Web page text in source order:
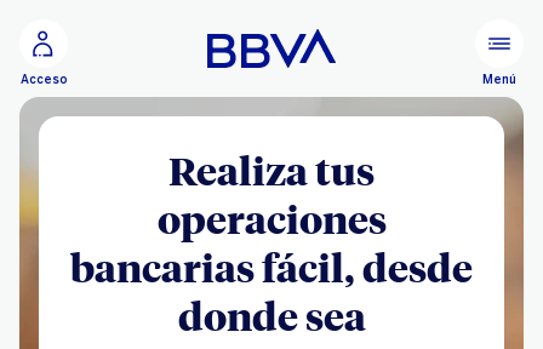
Acceso Menú
Realiza tus
operaciones
bancarias fácil, desde
donde sea